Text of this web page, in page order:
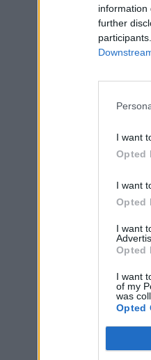
information
further
I want
Opted
I want
Opted
I want
Opted
I want
of my
was
Opted